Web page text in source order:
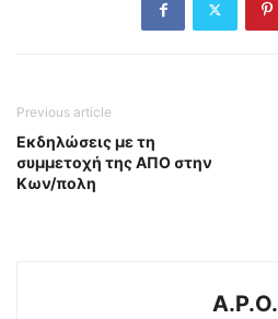
Previous article
Εκδηλώσεις με τη
συμμετοχή της ΑΠΟ στην
Κων/πολη
A.P.O.